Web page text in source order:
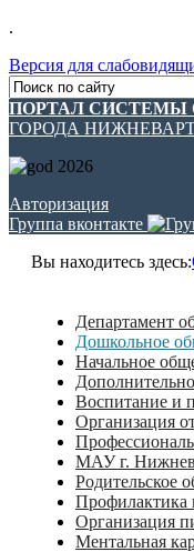
.
Версия для
ПОРТАЛ СИСТЕМЫ
ГОРОДА
Авторизация
Группа вконтакте
Вы находитесь здесь:
Департамент
Дошкольное
Начальное
Воспитание и
Организация
МАУ г.
Родительское
Профилактика
Организация
Ментальная